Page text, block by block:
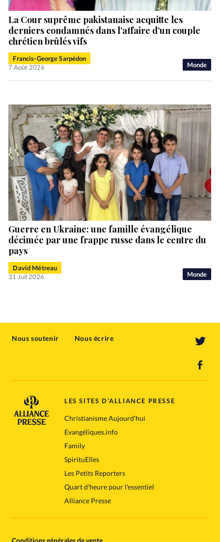
Monde
La Cour suprême pakistanaise acquitte les
derniers condamnés dans l’affaire d’un couple
chrétien brûlés vifs
Francis-George Sarpédon
7 Août 2026
Monde
Guerre en Ukraine: une famille évangélique
décimée par une frappe russe dans le centre du
pays
David Métreau
31 Juil 2026
Nous soutenir Nous écrire
LES SITES D'ALLIANCE PRESSE
Christianisme Aujourd'hui
Evangéliques.info
Family
SpirituElles
Les Petits Reporters
Quart d'heure pour l'essentiel
Alliance Presse
Conditions générales de vente